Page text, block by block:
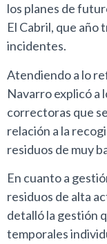
los planes de
El Cabril, que año
incidentes.
Atendiendo a lo
Navarro explicó a
correctoras que
relación a la
residuos de muy
En cuanto a
residuos de alta
detalló la gestión
temporales